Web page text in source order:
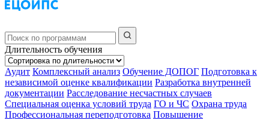
Длительность обучения
Аудит Комплексный анализ Обучение ДОПОГ Подготовка к
независимой оценке квалификации Разработка внутренней
документации Расследование несчастных случаев
Специальная оценка условий труда ГО и ЧС Охрана труда
Профессиональная переподготовка Повышение